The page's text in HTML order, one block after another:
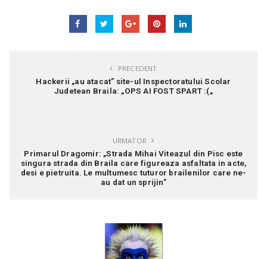
PRECEDENT
Hackerii „au atacat” site-ul Inspectoratului Scolar
Judetean Braila: „OPS AI FOST SPART :(„
URMATOR
Primarul Dragomir: „Strada Mihai Viteazul din Pisc este
singura strada din Braila care figureaza asfaltata in acte,
desi e pietruita. Le multumesc tuturor brailenilor care ne-
au dat un sprijin”